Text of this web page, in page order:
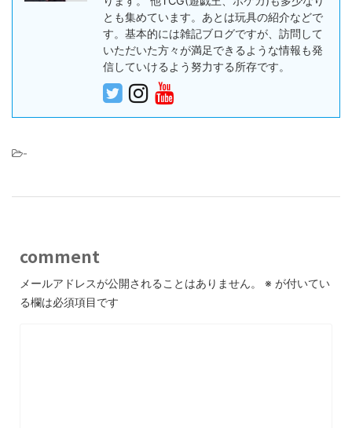
とも集めています。あとは玩具の紹介などで
す。基本的には雑記ブログですが、訪問して
いただいた方々が満足できるような情報も発
信していけるよう努力する所存です。
-
comment
メールアドレスが公開されることはありません。 ※ が付いてい
る欄は必須項目です